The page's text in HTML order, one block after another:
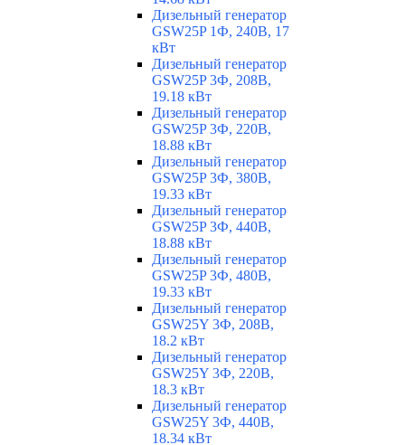
Дизельный генератор
GSW25P 1Ф, 240В, 17
кВт
Дизельный генератор
GSW25P 3Ф, 208В,
19.18 кВт
Дизельный генератор
GSW25P 3Ф, 220В,
18.88 кВт
Дизельный генератор
GSW25P 3Ф, 380В,
19.33 кВт
Дизельный генератор
GSW25P 3Ф, 440В,
18.88 кВт
Дизельный генератор
GSW25P 3Ф, 480В,
19.33 кВт
Дизельный генератор
GSW25Y 3Ф, 208В,
18.2 кВт
Дизельный генератор
GSW25Y 3Ф, 220В,
18.3 кВт
Дизельный генератор
GSW25Y 3Ф, 440В,
18.34 кВт